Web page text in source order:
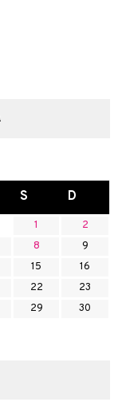
S D
1
2
8
9
15
16
22
23
29
30